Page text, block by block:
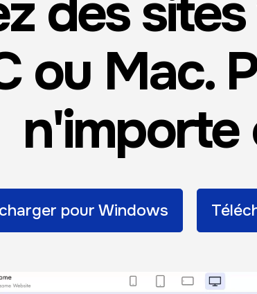
des
ou Mac.
n'importe
pour Windows